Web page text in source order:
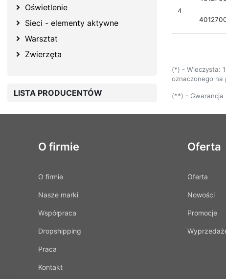
Oświetlenie
Sieci - elementy aktywne
Warsztat
Zwierzęta
LISTA PRODUCENTÓW
4
(*) - Wieczysta:
oznaczonego na
(**) - Gwarancja
O firmie
O firmie
Nasze marki
Współpraca
Dropshipping
Praca
Kontakt
Oferta
Oferta
Nowości
Promocje